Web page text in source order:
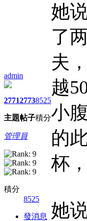
admin
2771
主題
2773
帖子
8525
積分
管理員
積分
8525
發消息
她
了
夫
越
小
的
杯
她